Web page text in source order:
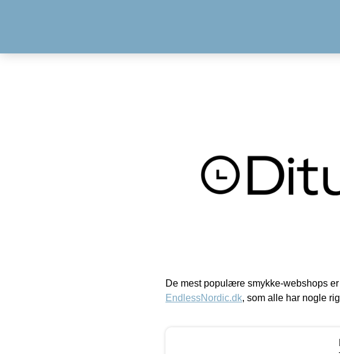
De mest populære smykke-webshops
EndlessNordic.dk, som alle har nogle